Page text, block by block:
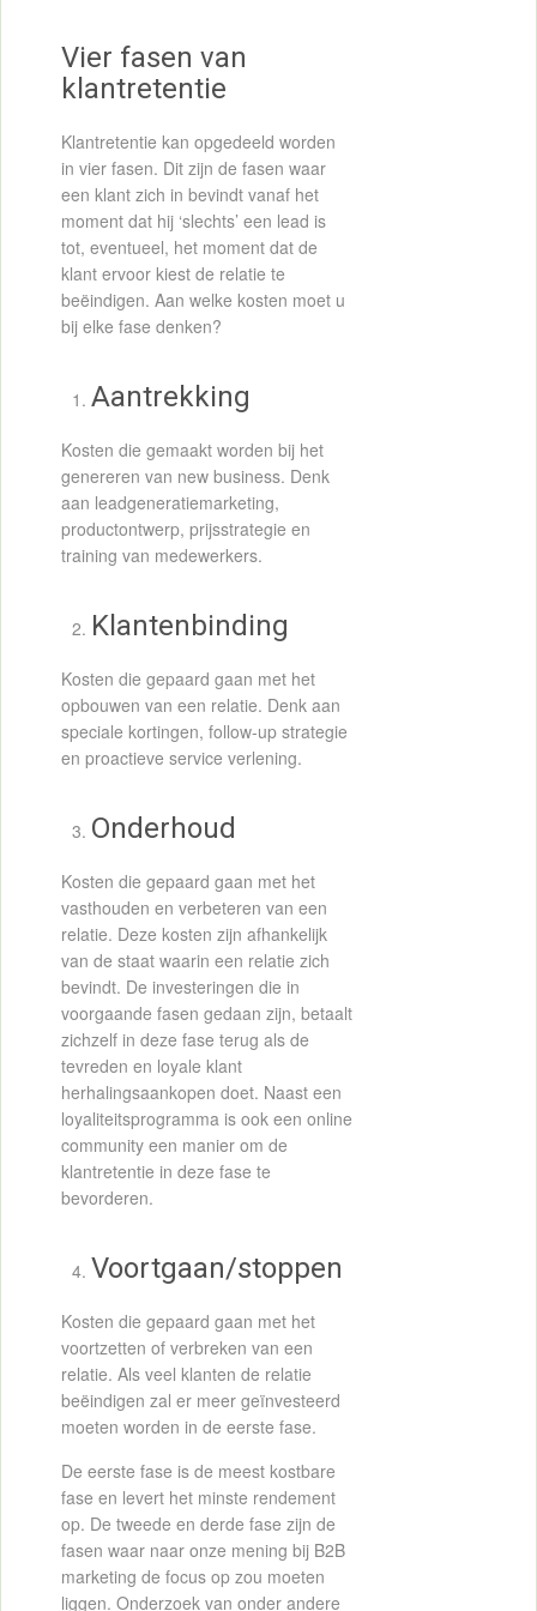
Vier fasen van
klantretentie
Klantretentie kan opgedeeld worden
in vier fasen. Dit zijn de fasen waar
een klant zich in bevindt vanaf het
moment dat hij ‘slechts’ een lead is
tot, eventueel, het moment dat de
klant ervoor kiest de relatie te
beëindigen. Aan welke kosten moet u
bij elke fase denken?
Aantrekking
Kosten die gemaakt worden bij het
genereren van new business. Denk
aan leadgeneratiemarketing,
productontwerp, prijsstrategie en
training van medewerkers.
Klantenbinding
Kosten die gepaard gaan met het
opbouwen van een relatie. Denk aan
speciale kortingen, follow-up strategie
en proactieve service verlening.
Onderhoud
Kosten die gepaard gaan met het
vasthouden en verbeteren van een
relatie. Deze kosten zijn afhankelijk
van de staat waarin een relatie zich
bevindt. De investeringen die in
voorgaande fasen gedaan zijn, betaalt
zichzelf in deze fase terug als de
tevreden en loyale klant
herhalingsaankopen doet. Naast een
loyaliteitsprogramma is ook een online
community een manier om de
klantretentie in deze fase te
bevorderen.
Voortgaan/stoppen
Kosten die gepaard gaan met het
voortzetten of verbreken van een
relatie. Als veel klanten de relatie
beëindigen zal er meer geïnvesteerd
moeten worden in de eerste fase.
De eerste fase is de meest kostbare
fase en levert het minste rendement
op. De tweede en derde fase zijn de
fasen waar naar onze mening bij B2B
marketing de focus op zou moeten
liggen. Onderzoek van onder andere